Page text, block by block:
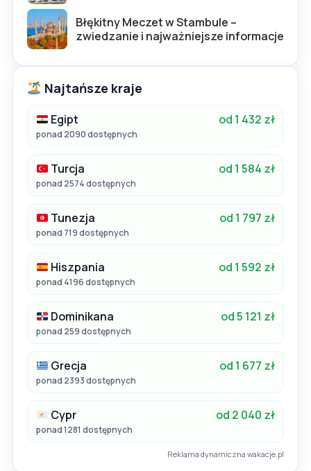
Błękitny Meczet w Stambule –
zwiedzanie i najważniejsze informacje
Najtańsze kraje
Egipt od 1 432 zł
ponad 2090 dostępnych
Turcja od 1 584 zł
ponad 2574 dostępnych
Tunezja od 1 797 zł
ponad 719 dostępnych
Hiszpania od 1 592 zł
ponad 4196 dostępnych
Dominikana od 5 121 zł
ponad 259 dostępnych
Grecja od 1 677 zł
ponad 2393 dostępnych
Cypr od 2 040 zł
ponad 1281 dostępnych
Reklama dynamiczna wakacje.pl